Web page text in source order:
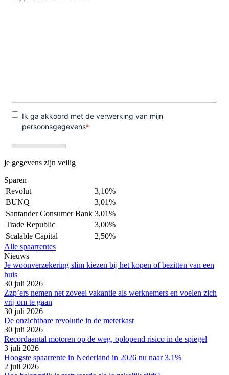
je gegevens zijn veilig
Sparen
Revolut
3,10%
BUNQ
3,01%
Santander Consumer Bank 3,01%
Trade Republic
3,00%
Scalable Capital
2,50%
Alle spaarrentes
Nieuws
Je woonverzekering slim kiezen bij het kopen of bezitten van een
huis
30 juli 2026
Zzp’ers nemen net zoveel vakantie als werknemers en voelen zich
vrij om te gaan
30 juli 2026
De onzichtbare revolutie in de meterkast
30 juli 2026
Recordaantal motoren op de weg, oplopend risico in de spiegel
3 juli 2026
Hoogste spaarrente in Nederland in 2026 nu naar 3.1%
2 juli 2026